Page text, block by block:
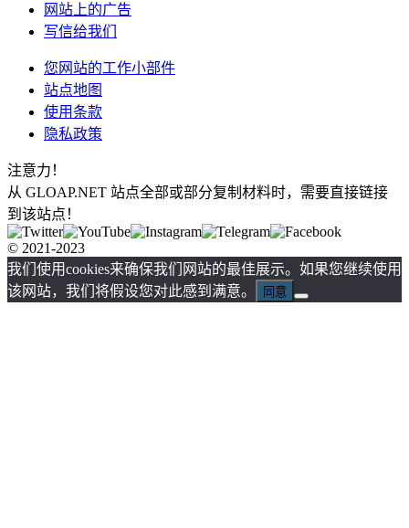
网站上的广告
写信给我们
您网站的工作小部件
站点地图
使用条款
隐私政策
注意力！
从 GLOAP.NET 站点全部或部分复制材料时，需要直接链接
到该站点！
© 2021-2023
我们使用cookies来确保我们网站的最佳展示。如果您继续使用
该网站，我们将假设您对此感到满意。
同意